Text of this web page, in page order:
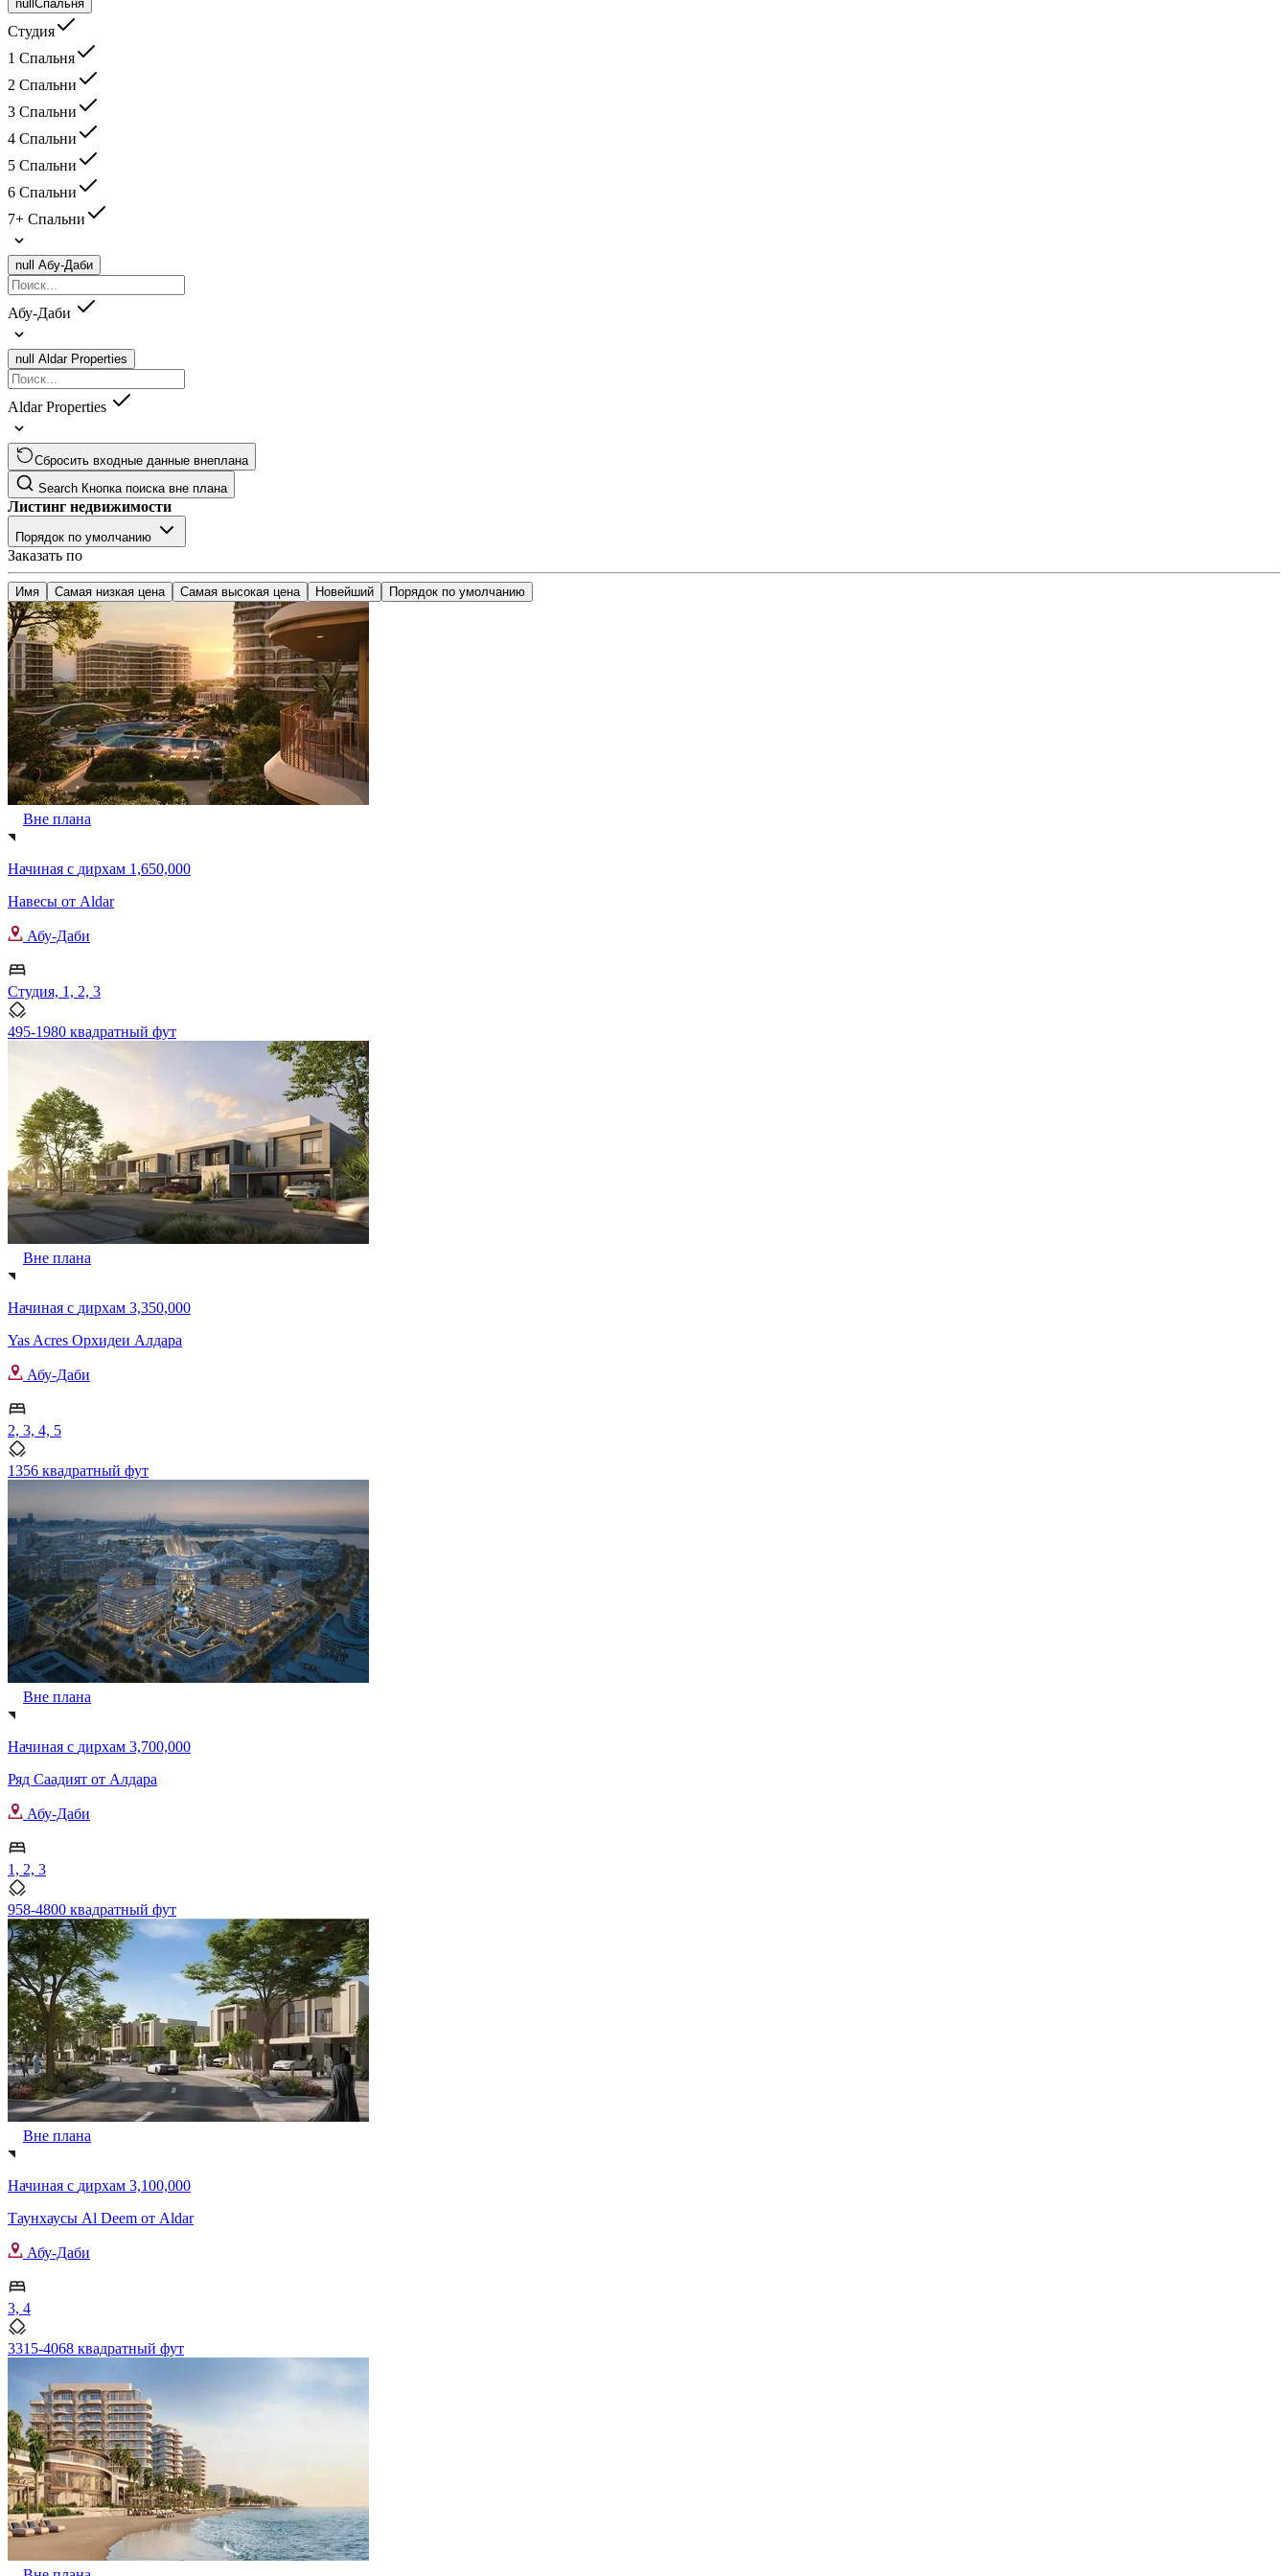
null Спальня
Студия
1 Спальня
2 Спальни
3 Спальни
4 Спальни
5 Спальни
6 Спальни
7+ Спальни
null Абу-Даби
Абу-Даби
null Aldar Properties
Aldar Properties
Сбросить входные данные внеплана
Search Кнопка поиска вне плана
Листинг недвижимости
Порядок по умолчанию
Заказать по
Имя Самая низкая цена Самая высокая цена Новейший Порядок по умолчанию
Вне плана
Начиная с дирхам 1,650,000
Навесы от Aldar
Абу-Даби
Студия, 1, 2, 3
495-1980 квадратный фут
Вне плана
Начиная с дирхам 3,350,000
Yas Acres Орхидеи Алдара
Абу-Даби
2, 3, 4, 5
1356 квадратный фут
Вне плана
Начиная с дирхам 3,700,000
Ряд Саадият от Алдара
Абу-Даби
1, 2, 3
958-4800 квадратный фут
Вне плана
Начиная с дирхам 3,100,000
Таунхаусы Al Deem от Aldar
Абу-Даби
3, 4
3315-4068 квадратный фут